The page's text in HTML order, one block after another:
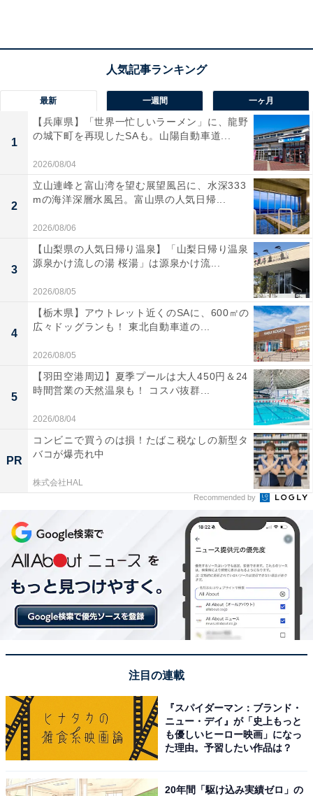
所在地：佐賀県嬉野市嬉野町下宿乙932
交通手段：JR嬉野温泉よりJRバスで約8分、「ユースポ
入口」下車、徒歩約2分／長崎自動車道「嬉野IC」より
車で約5分
料金
大人1名（参考価格）：1万7300円
※料金は公式Webサイト参考価格
※プラン・部屋により価格は変動します
チェックイン・チェックアウト
チェックイン：15:00
チェックアウト：10:00
※プランにより時間が異なる可能性があります
あわせて読みたい
【嬉野温泉の人気ホテル】「嬉野温泉 宿屋う
美肌の湯を堪能できる
最新 一週間 一ヶ月
1
【兵庫県】「世界一忙しいラーメン」に、龍野
の城下町を再現したSAも。山陽自動車道...
2026/08/04
2
立山連峰と富山湾を望む展望風呂に、水深333
mの海洋深層水風呂。富山県の人気日帰...
2026/08/06
3
【山梨県の人気日帰り温泉】「山梨日帰り温泉
源泉かけ流しの湯 桜湯」は源泉かけ流...
2026/08/05
4
【栃木県】アウトレット近くのSAに、600㎡の
広々ドッグランも！ 東北自動車道の...
2026/08/05
5
【羽田空港周辺】夏季プールは大人450円＆24
時間営業の天然温泉も！ コスパ抜群...
2026/08/04
PR
コンビニで買うのは損！たばこ税なしの新型タ
バコが爆売れ中
株式会社HAL
Recommended by
注目の連載
『スパイダーマン：ブランド・
ニュー・デイ』が「史上もっと
も優しいヒーロー映画」になっ
た理由。予習したい作品は？
20年間「駆け込み実績ゼロ」の